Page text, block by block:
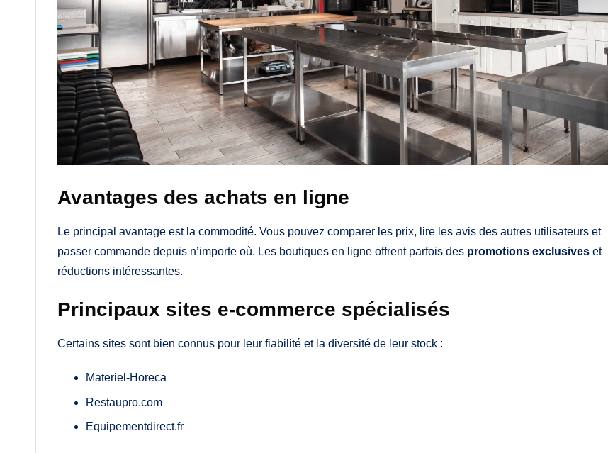
Avantages des achats en ligne
Le principal avantage est la commodité. Vous pouvez comparer les prix, lire les avis des autres utilisateurs et
passer commande depuis n’importe où. Les boutiques en ligne offrent parfois des promotions exclusives et
réductions intéressantes.
Principaux sites e-commerce spécialisés
Certains sites sont bien connus pour leur fiabilité et la diversité de leur stock :
Materiel-Horeca
Restaupro.com
Equipementdirect.fr